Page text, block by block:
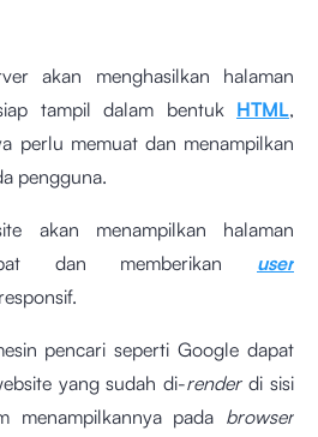
akan menghasilkan halaman
tampil dalam bentuk HTML,
perlu memuat dan menampilkan
pengguna.
akan menampilkan halaman
dan memberikan user
pencari seperti Google dapat
yang sudah di-renderdi sisi
menampilkannya pada browser